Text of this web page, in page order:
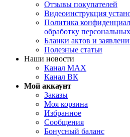
Отзывы покупателей
Видеоинструкция
Политика
обработку
Бланки актов и
Полезные статьи
Наши новости
Канал MAX
Канал ВК
Мой аккаунт
Заказы
Моя корзина
Избранное
Сообщения
Бонусный баланс